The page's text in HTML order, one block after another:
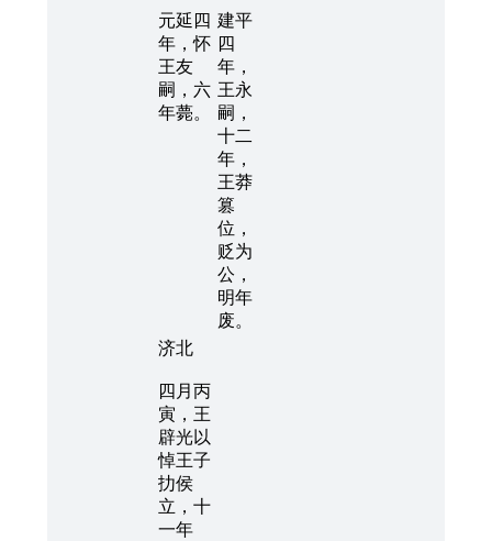
元延四
年，怀
王友
嗣，六
年薨。
建平
四
年，
王永
嗣，
十二
年，
王莽
篡
位，
贬为
公，
明年
废。
济北
四月丙
寅，王
辟光以
悼王子
扐侯
立，十
一年